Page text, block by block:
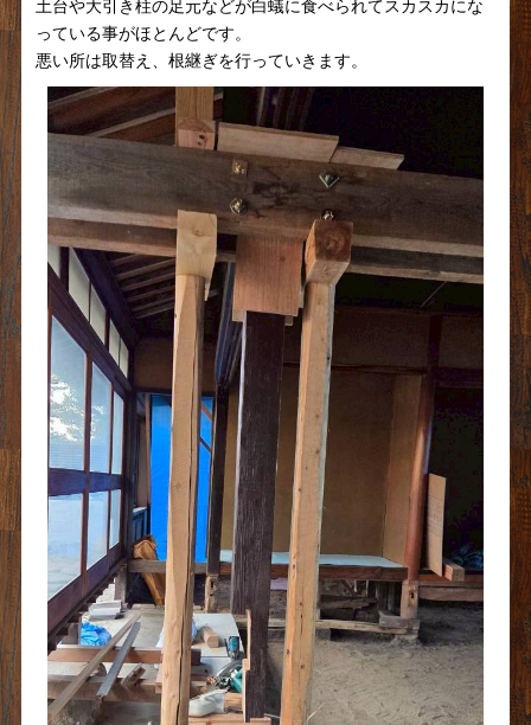
土台や大引き柱の足元などが白蟻に食べられてスカスカにな
っている事がほとんどです。
悪い所は取替え、根継ぎを行っていきます。